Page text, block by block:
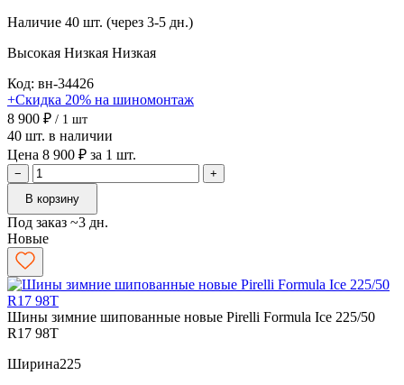
Наличие 40 шт. (через 3-5 дн.)
Высокая Низкая Низкая
Код: вн-34426
+Скидка 20% на шиномонтаж
8 900 ₽ / 1 шт
40 шт. в наличии
Цена 8 900 ₽ за 1 шт.
−
+
В корзину
Под заказ ~3 дн.
Новые
Шины зимние шипованные новые Pirelli Formula Ice 225/50
R17 98T
Ширина225